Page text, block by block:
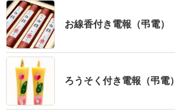
お線香付き電報（弔電）
ろうそく付き電報（弔電）